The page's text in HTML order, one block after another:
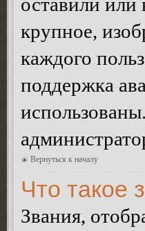
крупное,
каждого
поддержка
Вернуться к началу
Что такое
Звания,